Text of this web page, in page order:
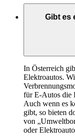
Gibt es
In Österreich
Elektroautos.
für E-Autos die
Auch wenn es
gibt, so bieten
von
oder